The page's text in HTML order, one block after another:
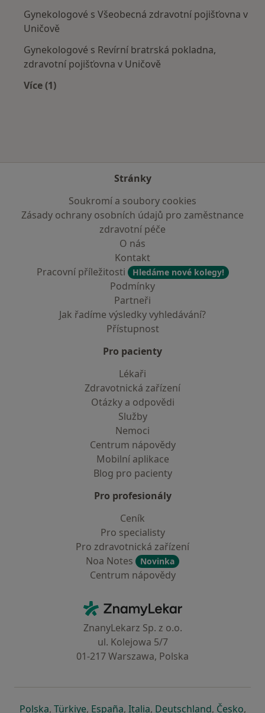
Gynekologové s Všeobecná zdravotní pojišťovna v
Uničově
Gynekologové s Revírní bratrská pokladna,
zdravotní pojišťovna v Uničově
Více (1)
Stránky
Soukromí a soubory cookies
Zásady ochrany osobních údajů pro zaměstnance
zdravotní péče
O nás
Kontakt
Pracovní příležitosti
Hledáme nové kolegy!
Podmínky
Partneři
Jak řadíme výsledky vyhledávání?
Přístupnost
Pro pacienty
Lékaři
Zdravotnická zařízení
Otázky a odpovědi
Služby
Nemoci
Centrum nápovědy
Mobilní aplikace
Blog pro pacienty
Pro profesionály
Ceník
Pro specialisty
Pro zdravotnická zařízení
Noa Notes
Novinka
Centrum nápovědy
ZnamyLekar - Hlavní stránka
ZnanyLekarz Sp. z o.o.
ul. Kolejowa 5/7
01-217 Warszawa, Polska
Polskase otevře v nové záložce
, Türkiyese otevře v nové záložce
, Españase otevře v nové záložce
, Italiase otevře v nové záložce
, Deutschlandse otevře v
, Českose
,